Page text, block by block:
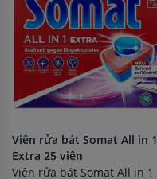
Viên rửa bát Somat All in 1
Extra 25 viên
Viên rửa bát Somat All in 1